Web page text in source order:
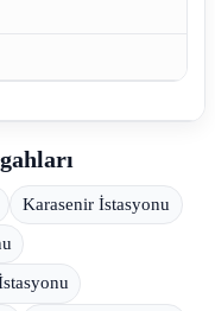
Karasenir İstasyonu